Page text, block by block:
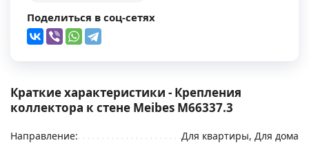
Поделиться в соц-сетях
Краткие характеристики - Крепления
коллектора к стене Meibes M66337.3
Направление:
Для квартиры, Для дома